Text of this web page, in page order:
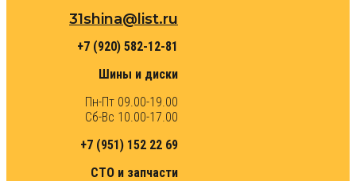
31shina@list.ru
+7 (920) 582-12-81
Шины и диски
Пн-Пт 09.00-19.00
Сб-Вс 10.00-17.00
+7 (951) 152 22 69
СТО и запчасти